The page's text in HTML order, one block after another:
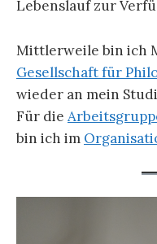
Lebenslauf zur
Mittlerweile bin ich
Gesellschaft für
wieder an mein
Für die
bin ich im